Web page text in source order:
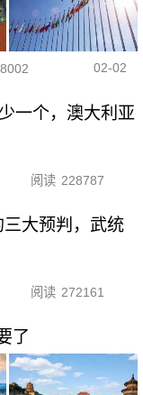
02-02
一个，澳大利亚
阅读 228787
大预判，武统
阅读 272161
了